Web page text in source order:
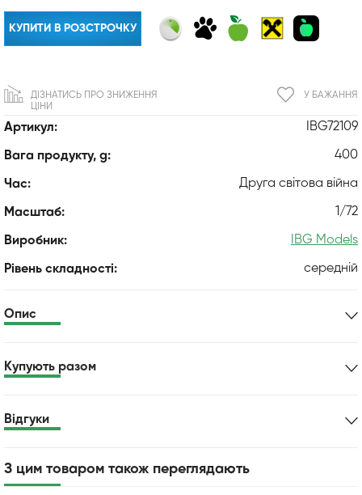
Артикул: IBG72109
Вага продукту, g: 400
Час: Друга світова війна
Масштаб: 1/72
Виробник: IBG Models
Рівень складності: середній
КУПИТИ В РОЗСТРОЧКУ
У БАЖАННЯ
ДІЗНАТИСЬ ПРО ЗНИЖЕННЯ
ЦІНИ
Опис
Купують разом
Відгуки
З цим товаром також переглядають